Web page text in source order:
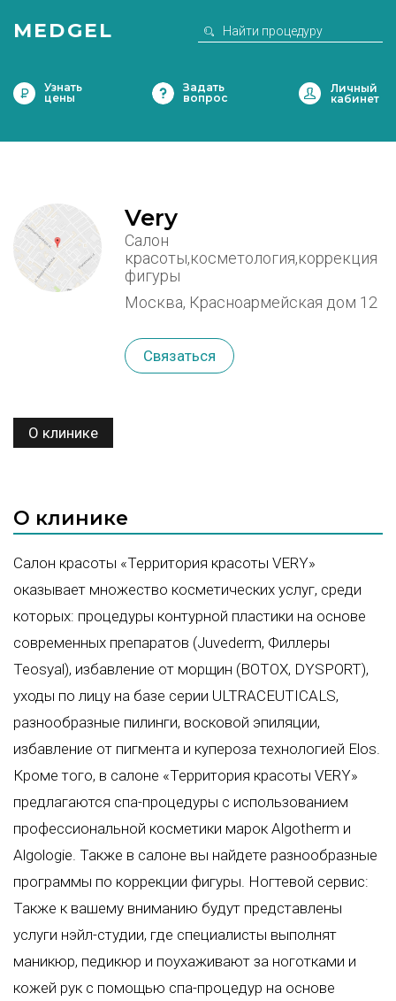
MEDGEL
Узнать
цены
Задать
вопрос
Very
Салон
красоты,косметология,коррекция
фигуры
Москва, Красноармейская дом 12
Связаться
О клинике
О клинике
Салон красоты «Территория красоты VERY»
оказывает множество косметических услуг, среди
которых: процедуры контурной пластики на основе
современных препаратов (Juvederm, Филлеры
Teosyal), избавление от морщин (BOTOX, DYSPORT),
уходы по лицу на базе серии ULTRACEUTICALS,
разнообразные пилинги, восковой эпиляции,
избавление от пигмента и купероза технологией Elos.
Кроме того, в салоне «Территория красоты VERY»
предлагаются спа-процедуры с использованием
профессиональной косметики марок Algotherm и
Algologie. Также в салоне вы найдете разнообразные
программы по коррекции фигуры. Ногтевой сервис:
Также к вашему вниманию будут представлены
услуги нэйл-студии, где специалисты выполнят
маникюр, педикюр и поухаживают за ноготками и
кожей рук с помощью спа-процедур на основе